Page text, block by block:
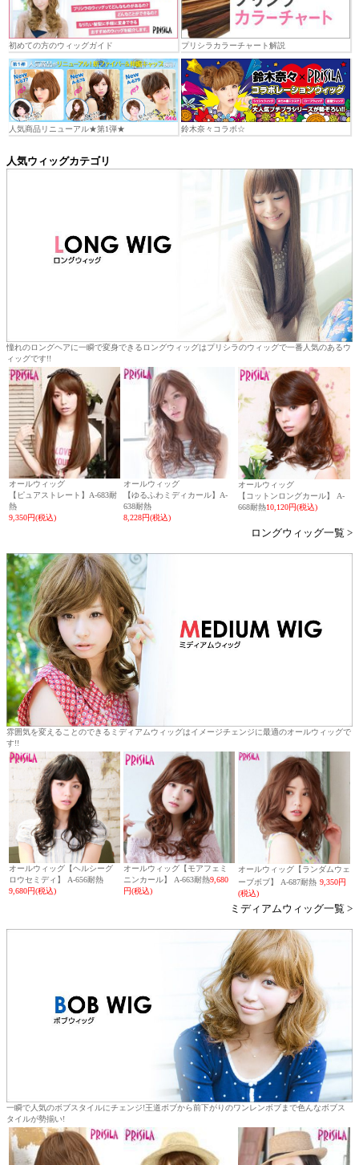
初めての方のウィッグガイド プリシラカラーチャート解説
人気商品リニューアル★第1弾★ 鈴木奈々コラボ☆
人気ウィッグカテゴリ
憧れのロングヘアに一瞬で変身できるロングウィッグはプリシラのウィッグで一番人気のあるウ
ィッグです!!
オールウィッグ
【ピュアストレート】A-683耐
熱
9,350円(税込)
オールウィッグ
【ゆるふわミディカール】A-
638耐熱
8,228円(税込)
オールウィッグ
【コットンロングカール】 A-
668耐熱10,120円(税込)
ロングウィッグ一覧 >
雰囲気を変えることのできるミディアムウィッグはイメージチェンジに最適のオールウィッグで
す!!
オールウィッグ【ヘルシーグ
ロウセミディ】 A-656耐熱
9,680円(税込)
オールウィッグ【モアフェミ
ニンカール】 A-663耐熱9,680
円(税込)
オールウィッグ【ランダムウェ
ーブボブ】 A-687耐熱 9,350円
(税込)
ミディアムウィッグ一覧 >
一瞬で人気のボブスタイルにチェンジ!王道ボブから前下がりのワンレンボブまで色んなボブス
タイルが勢揃い!